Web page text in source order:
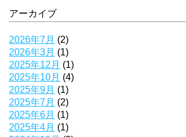
アーカイブ
2026年7月 (2)
2026年3月 (1)
2025年12月 (1)
2025年10月 (4)
2025年9月 (1)
2025年7月 (2)
2025年6月 (1)
2025年4月 (1)